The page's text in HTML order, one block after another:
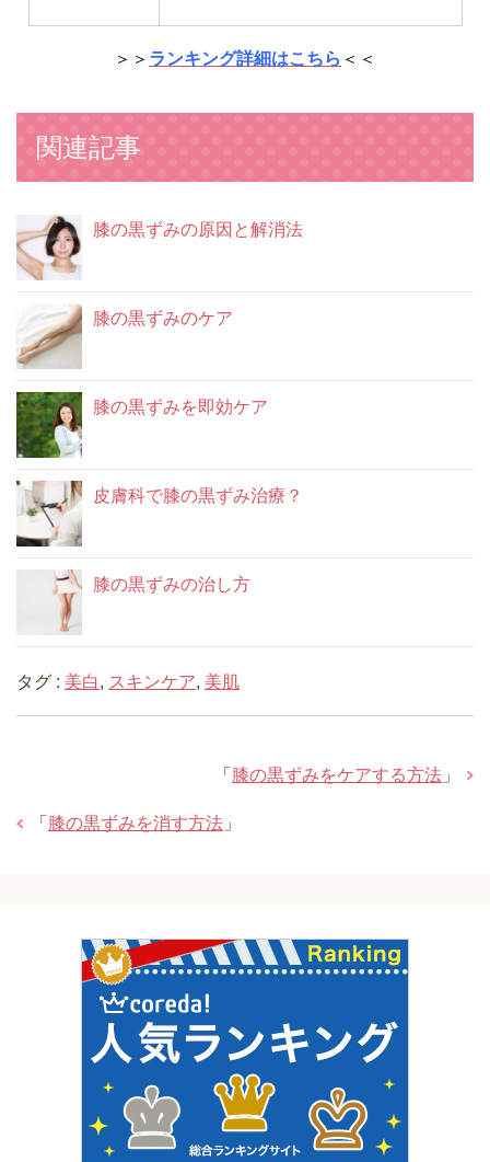
＞＞ ランキング詳細はこちら ＜＜
関連記事
膝の黒ずみの原因と解消法
膝の黒ずみのケア
膝の黒ずみを即効ケア
皮膚科で膝の黒ずみ治療？
膝の黒ずみの治し方
タグ : 美白, スキンケア, 美肌
「 膝の黒ずみをケアする方法 」
「 膝の黒ずみを消す方法 」